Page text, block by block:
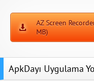
AZ Screen
MB)
ApkDayı Uygulama